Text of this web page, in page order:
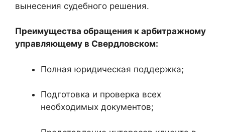
вынесения судебного решения.
Преимущества обращения к арбитражному
управляющему в Свердловском:
Полная юридическая поддержка;
Подготовка и проверка всех
необходимых документов;